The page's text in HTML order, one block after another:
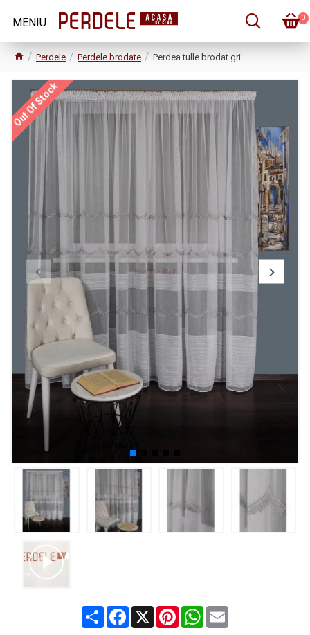
0
Perdele Perdele brodate Perdea tulle brodat gri
Out Of Stock
ShareFacebook
X PinterestWhatsApp
Email